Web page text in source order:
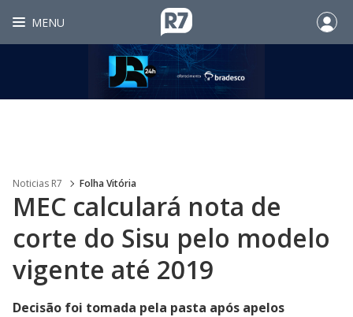
MENU
Noticias R7 Folha Vitória
MEC calculará nota de
corte do Sisu pelo modelo
vigente até 2019
Decisão foi tomada pela pasta após apelos